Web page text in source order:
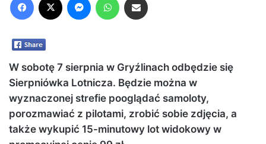
W sobotę 7 sierpnia w Gryźlinach odbędzie się
Sierpniówka Lotnicza. Będzie można w
wyznaczonej strefie pooglądać samoloty,
porozmawiać z pilotami, zrobić sobie zdjęcia, a
także wykupić 15-minutowy lot widokowy w